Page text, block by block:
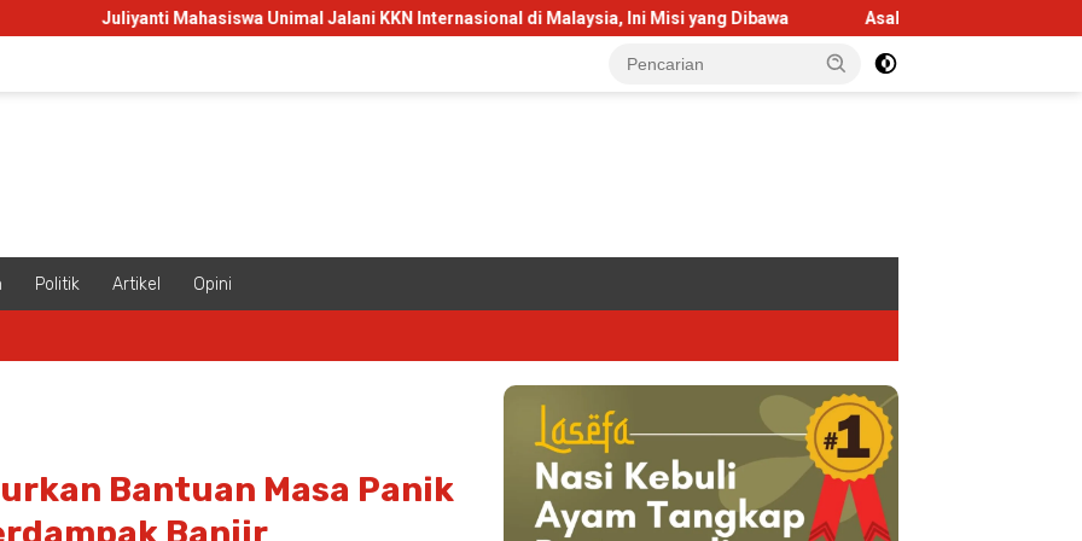
Mahasiswa Unimal Jalani KKN Internasional di Malaysia, Ini Misi yang Dibawa Asah Jiwa Kepemimpinan, Kepala MTsN 1
Politik Artikel Opini
Bantuan Masa Panik